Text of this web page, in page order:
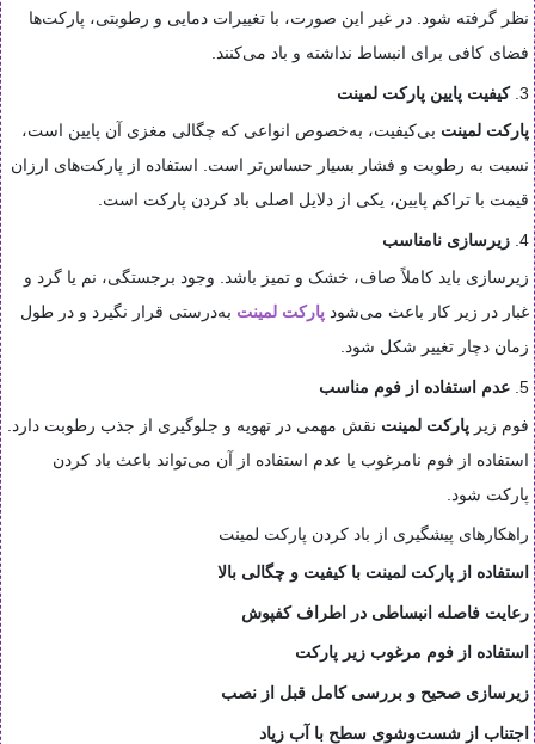
نظر گرفته شود. در غیر این صورت، با تغییرات دمایی و رطوبتی، پارکت‌ها
فضای کافی برای انبساط نداشته و باد می‌کنند.
3. کیفیت پایین پارکت لمینت
پارکت لمینت بی‌کیفیت، به‌خصوص انواعی که چگالی مغزی آن پایین است،
نسبت به رطوبت و فشار بسیار حساس‌تر است. استفاده از پارکت‌های ارزان
قیمت با تراکم پایین، یکی از دلایل اصلی باد کردن پارکت است.
4. زیرسازی نامناسب
زیرسازی باید کاملاً صاف، خشک و تمیز باشد. وجود برجستگی، نم یا گرد و
غبار در زیر کار باعث می‌شود پارکت لمینت به‌درستی قرار نگیرد و در طول
زمان دچار تغییر شکل شود.
5. عدم استفاده از فوم مناسب
فوم زیر پارکت لمینت نقش مهمی در تهویه و جلوگیری از جذب رطوبت دارد.
استفاده از فوم نامرغوب یا عدم استفاده از آن می‌تواند باعث باد کردن
پارکت شود.
راهکارهای پیشگیری از باد کردن پارکت لمینت
استفاده از پارکت لمینت با کیفیت و چگالی بالا
رعایت فاصله انبساطی در اطراف کفپوش
استفاده از فوم مرغوب زیر پارکت
زیرسازی صحیح و بررسی کامل قبل از نصب
اجتناب از شست‌وشوی سطح با آب زیاد